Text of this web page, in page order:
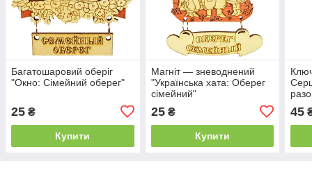
Багатошаровий оберіг
"Окно: Сімейний оберег"
25 ₴
Купити
Магніт — зневоднений
"Українська хата: Оберег
сімейний"
25₴
Купити
45